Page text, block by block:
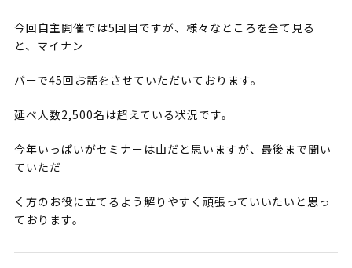
今回自主開催では5回目ですが、様々なところを全て見る
と、マイナン
バーで45回お話をさせていただいております。
延べ人数2,500名は超えている状況です。
今年いっぱいがセミナーは山だと思いますが、最後まで聞い
ていただ
く方のお役に立てるよう解りやすく頑張っていいたいと思っ
ております。